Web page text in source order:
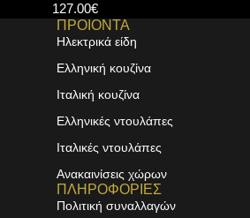
127.00€
ΠΡΟΙΟΝΤΑ
Ηλεκτρικά είδη
Ελληνική κουζίνα
Ιταλική κουζίνα
Ελληνικές ντουλάπες
Ιταλικές ντουλάπες
Ανακαινίσεις χώρων
ΠΛΗΡΟΦΟΡΙΕΣ
Πολιτική συναλλαγών